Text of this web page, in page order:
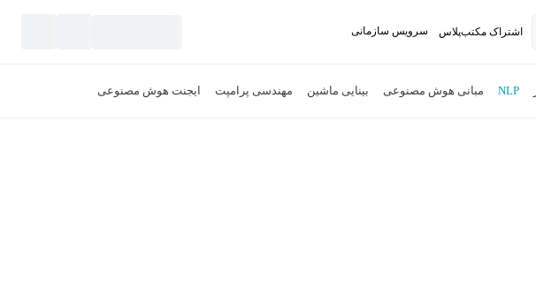
اشتراک مکتب‌پلاس سرویس سازمانی
NLP مبانی هوش مصنوعی بینایی ماشین مهندسی پرامپت ایجنت هوش مصنوعی